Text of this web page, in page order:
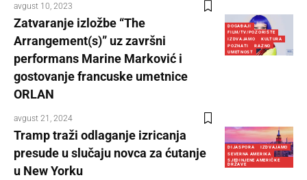
avgust 10, 2023
DOGAĐAJI
FILM/TV/POZORIŠTE
IZDVAJAMO
KULTURA
POZNATI
RAZNO
UMETNOST
Zatvaranje izložbe “The
Arrangement(s)” uz završni
performans Marine Marković i
gostovanje francuske umetnice
ORLAN
avgust 21, 2024
DIJASPORA
IZDVAJAMO
SEVERNA AMERIKA
SJEDINJENE AMERIČKE
DRŽAVE
Tramp traži odlaganje izricanja
presude u slučaju novca za ćutanje
u New Yorku